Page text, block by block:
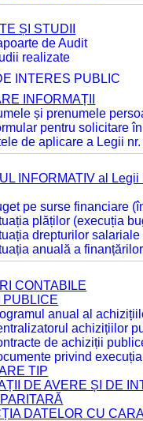
ȘI STUDII
de Audit
realizate
INTERES PUBLIC
INFORMAȚII
și prenumele
pentru solicitare
de aplicare a Legii
INFORMATIV al Legii
pe surse financiare
plăților (execuția
drepturilor
anuală a
CONTABILE
PUBLICE
anual al
achizițiilor
de achiziții
privind
TIP
DE AVERE ȘI DE
DATELOR CU